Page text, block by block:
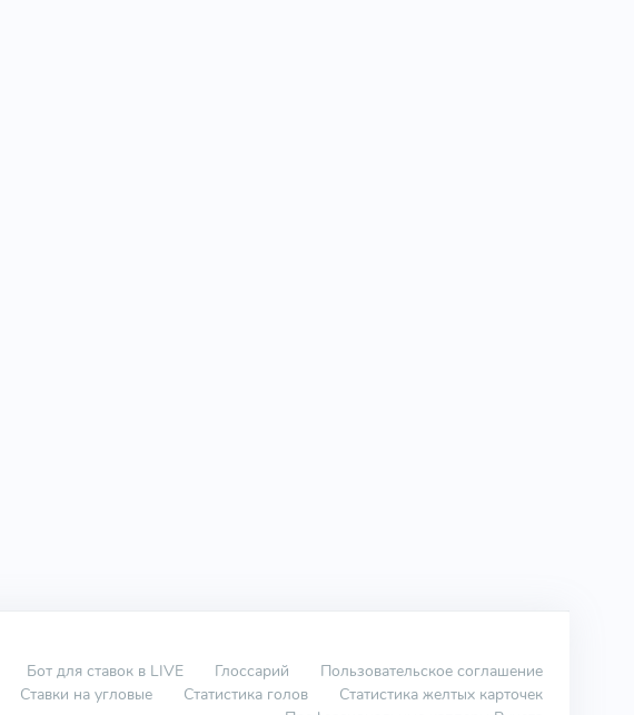
Бот для ставок в LIVE Глоссарий
Пользовательское соглашение
Ставки на угловые Статистика голов
Статистика желтых карточек